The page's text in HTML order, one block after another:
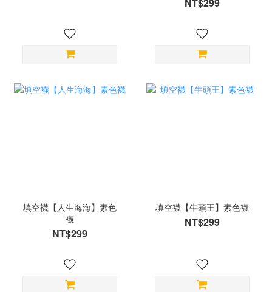
NT$299
填空襪【人生海海】素色
襪
NT$299
填空襪【牛頭王】素色襪
NT$299